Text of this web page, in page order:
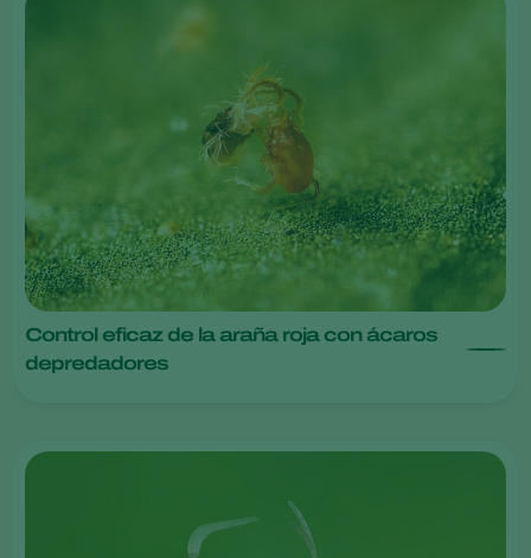
Control eficaz de la araña roja con ácaros
depredadores